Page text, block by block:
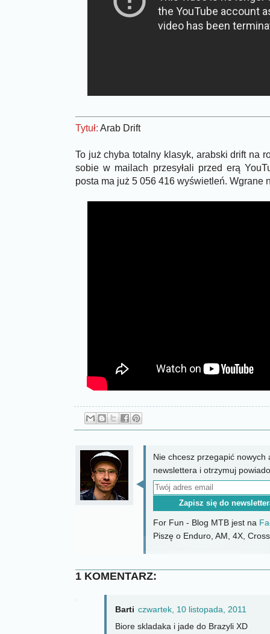
Tytuł: Arab Drift
To już chyba totalny klasyk, arabski drift na
sobie w mailach przesyłali przed erą
posta ma już 5 056 416 wyświetleń. Wgrane
Nie chcesz przegapić nowych
newslettera i otrzymuj
For Fun - Blog MTB jest na
Piszę o Enduro, AM, 4X,
1 KOMENTARZ:
Barti czwartek, 10 listopada, 2011
Biore skladaka i jade do Brazyli XD